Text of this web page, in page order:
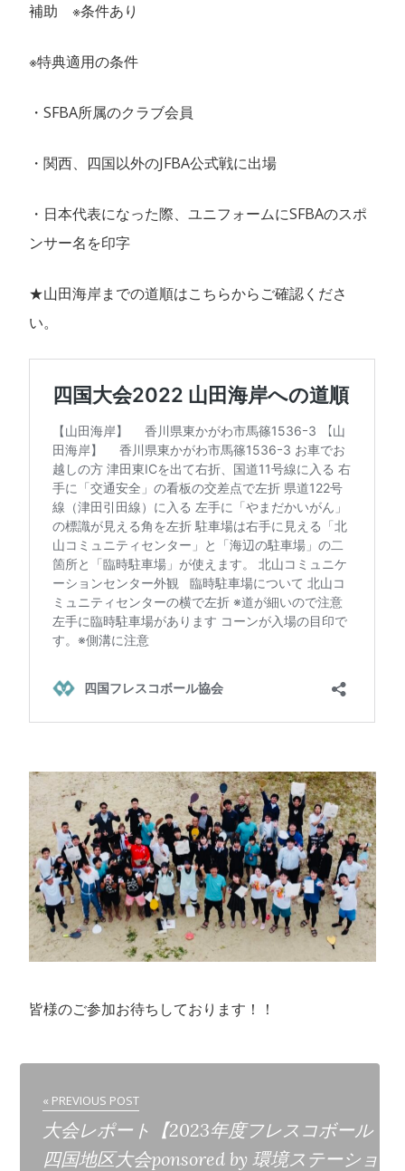
補助 ※条件あり
※特典適用の条件
・SFBA所属のクラブ会員
・関西、四国以外のJFBA公式戦に出場
・日本代表になった際、ユニフォームにSFBAのスポ
ンサー名を印字
★山田海岸までの道順はこちらからご確認くださ
い。
皆様のご参加お待ちしております！！
« PREVIOUS POST
大会レポート【2023年度フレスコボール
四国地区大会ponsored by 環境ステーショ